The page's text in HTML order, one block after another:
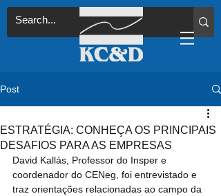
Post
ESTRATÉGIA: CONHEÇA OS PRINCIPAIS
DESAFIOS PARA AS EMPRESAS
David Kallás, Professor do Insper e
coordenador do CENeg, foi entrevistado e
traz orientações relacionadas ao campo da